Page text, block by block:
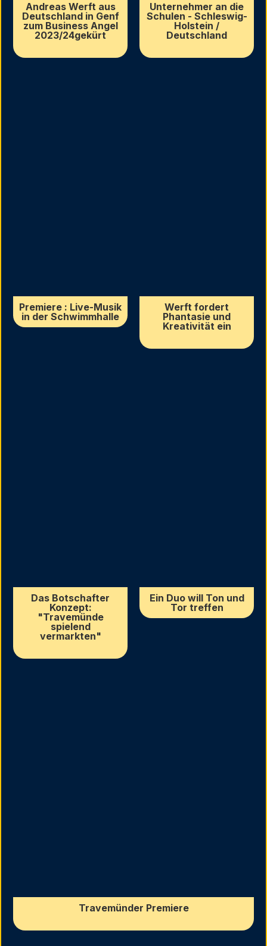
Andreas Werft aus
Deutschland in Genf
zum Business Angel
2023/24gekürt
Unternehmer an die
Schulen - Schleswig-
Holstein /
Deutschland
Premiere : Live-Musik
in der Schwimmhalle
Werft fordert
Phantasie und
Kreativität ein
Das Botschafter
Konzept:
"Travemünde
spielend
vermarkten"
Ein Duo will Ton und
Tor treffen
Travemünder Premiere